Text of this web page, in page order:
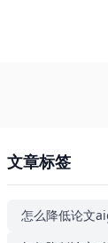
文章标签
怎么降低论文